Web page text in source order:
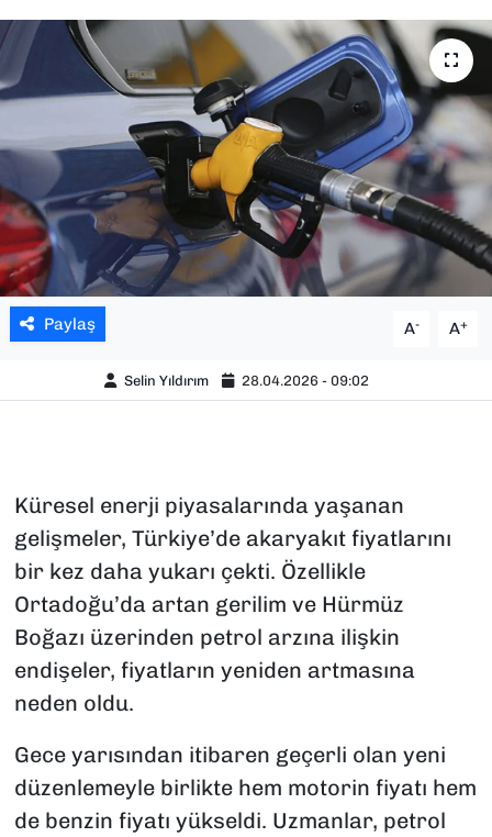
Paylaş A- A+
Selin Yıldırım 28.04.2026 - 09:02
Küresel enerji piyasalarında yaşanan
gelişmeler, Türkiye’de akaryakıt fiyatlarını
bir kez daha yukarı çekti. Özellikle
Ortadoğu’da artan gerilim ve Hürmüz
Boğazı üzerinden petrol arzına ilişkin
endişeler, fiyatların yeniden artmasına
neden oldu.
Gece yarısından itibaren geçerli olan yeni
düzenlemeyle birlikte hem motorin fiyatı hem
de benzin fiyatı yükseldi. Uzmanlar, petrol
SAĞLIK
SPOR
TEKNOLOJİ
YAŞAM
YEREL YÖNETİMLER